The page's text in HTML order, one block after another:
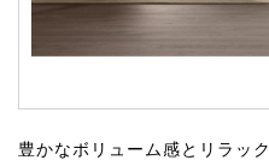
豊かなボリューム感とリラッ